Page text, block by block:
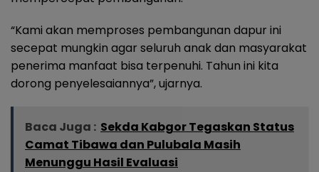
“Kami akan memproses pembangunan dapur ini
secepat mungkin agar seluruh anak dan masyarakat
penerima manfaat bisa terpenuhi. Tahun ini kita
dorong penyelesaiannya”, ujarnya.
Baca Juga : Sekda Kabgor Tegaskan Status
Camat Tibawa dan Pulubala Masih
Menunggu Hasil Evaluasi